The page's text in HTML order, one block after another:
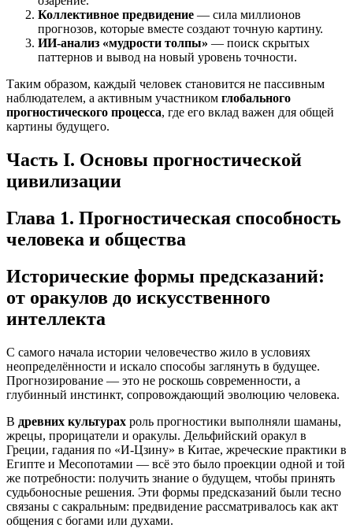
Коллективное предвидение — сила миллионов
прогнозов, которые вместе создают точную картину.
ИИ‑анализ «мудрости толпы» — поиск скрытых
паттернов и вывод на новый уровень точности.
Таким образом, каждый человек становится не пассивным
наблюдателем, а активным участником глобального
прогностического процесса, где его вклад важен для общей
картины будущего.
Часть I. Основы прогностической
цивилизации
Глава 1. Прогностическая способность
человека и общества
Исторические формы предсказаний:
от оракулов до искусственного
интеллекта
С самого начала истории человечество жило в условиях
неопределённости и искало способы заглянуть в будущее.
Прогнозирование — это не роскошь современности, а
глубинный инстинкт, сопровождающий эволюцию человека.
В древних культурах роль прогностики выполняли шаманы,
жрецы, прорицатели и оракулы. Дельфийский оракул в
Греции, гадания по «И‑Цзину» в Китае, жреческие практики в
Египте и Месопотамии — всё это было проекции одной и той
же потребности: получить знание о будущем, чтобы принять
судьбоносные решения. Эти формы предсказаний были тесно
связаны с сакральным: предвидение рассматривалось как акт
общения с богами или духами.